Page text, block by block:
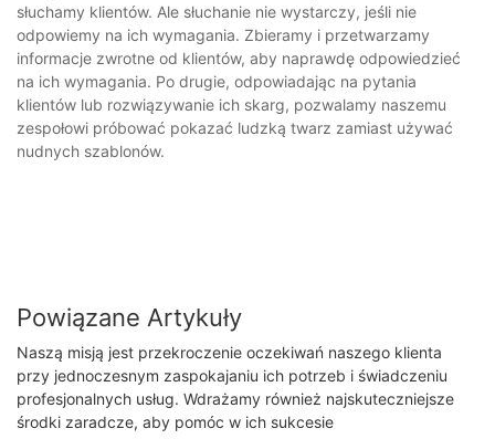
słuchamy klientów. Ale słuchanie nie wystarczy, jeśli nie
odpowiemy na ich wymagania. Zbieramy i przetwarzamy
informacje zwrotne od klientów, aby naprawdę odpowiedzieć
na ich wymagania. Po drugie, odpowiadając na pytania
klientów lub rozwiązywanie ich skarg, pozwalamy naszemu
zespołowi próbować pokazać ludzką twarz zamiast używać
nudnych szablonów.
Powiązane Artykuły
Naszą misją jest przekroczenie oczekiwań naszego klienta
przy jednoczesnym zaspokajaniu ich potrzeb i świadczeniu
profesjonalnych usług. Wdrażamy również najskuteczniejsze
środki zaradcze, aby pomóc w ich sukcesie